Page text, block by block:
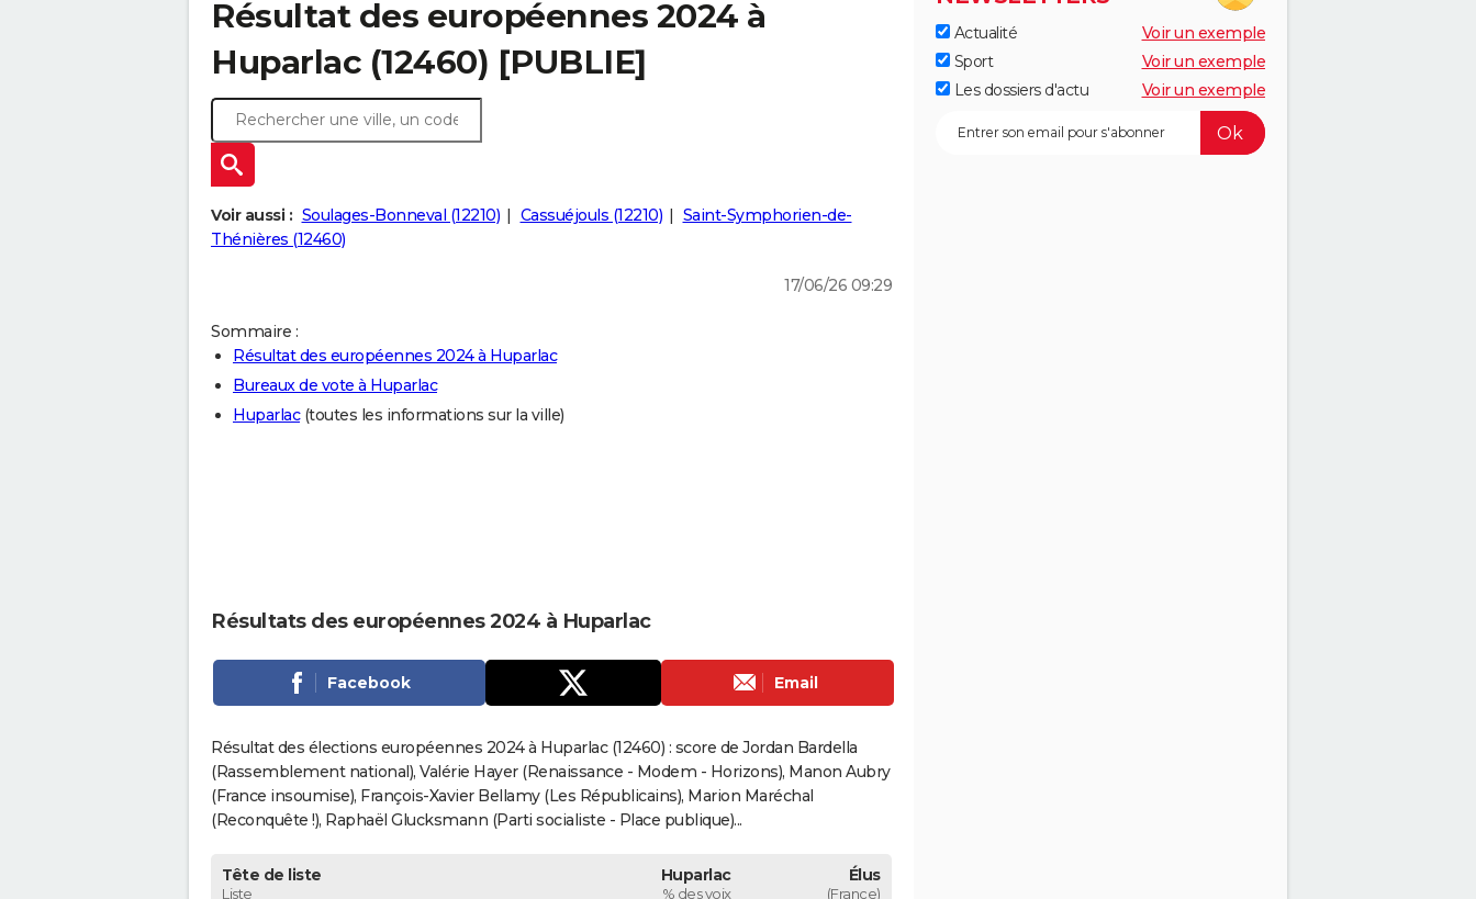
Résultat des européennes 2024 à
Huparlac (12460) [PUBLIE]
Voir aussi : Soulages-Bonneval (12210) Cassuéjouls (12210)
Saint-Symphorien-de-
Thénières (12460)
17/06/26 09:29
Sommaire :
Résultat des européennes 2024 à Huparlac
Bureaux de vote à Huparlac
Huparlac(toutes les informations sur la ville)
Résultats des européennes 2024 à Huparlac
Facebook Email
Résultat des élections européennes 2024 à Huparlac (12460) : score de Jordan Bardella
(Rassemblement national), Valérie Hayer (Renaissance - Modem - Horizons), Manon Aubry
(France insoumise), François-Xavier Bellamy (Les Républicains), Marion Maréchal
(Reconquête !), Raphaël Glucksmann (Parti socialiste - Place publique)...
Tête de liste
Liste
Huparlac
% des voix
Élus
(France)
Actualité
Voir un exemple
Sport
Voir un exemple
Les dossiers d'actu
Voir un exemple